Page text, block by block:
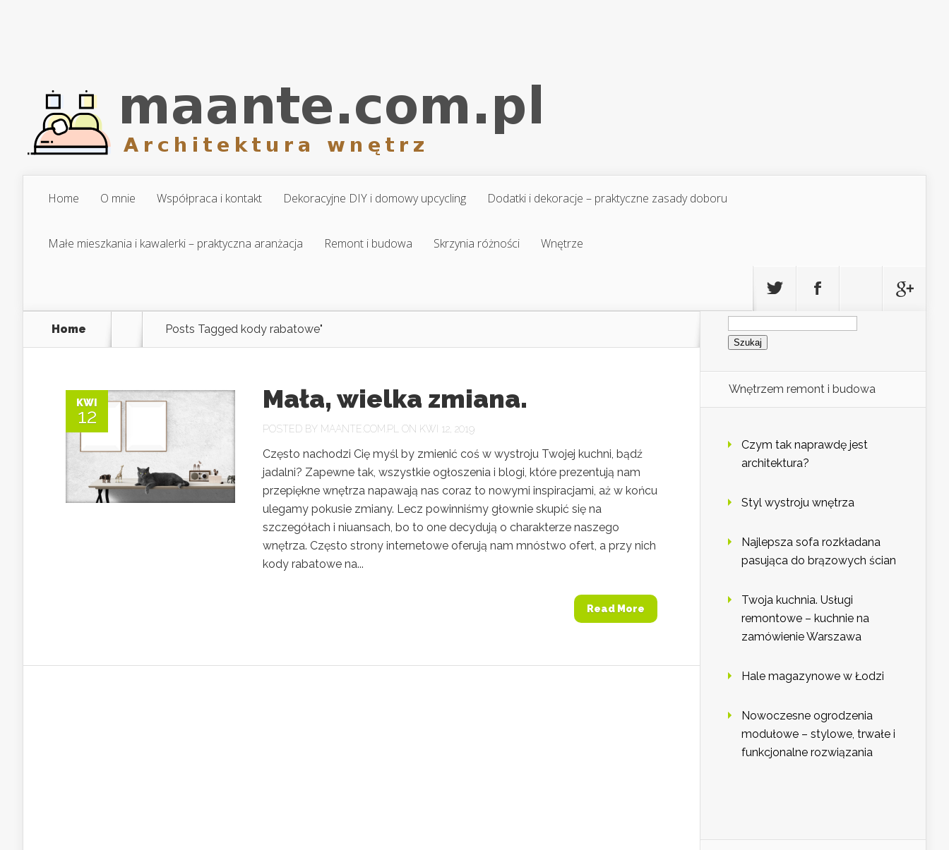
Home O mnie Współpraca i kontakt Dekoracyjne DIY i domowy upcycling Dodatki i dekoracje – praktyczne zasady doboru
Małe mieszkania i kawalerki – praktyczna aranżacja Remont i budowa Skrzynia różności Wnętrze
Home Posts Tagged kody rabatowe"
KWI
12
Mała, wielka zmiana.
POSTED BY MAANTE.COM.PL ON KWI 12, 2019
Często nachodzi Cię myśl by zmienić coś w wystroju Twojej kuchni, bądź
jadalni? Zapewne tak, wszystkie ogłoszenia i blogi, które prezentują nam
przepiękne wnętrza napawają nas coraz to nowymi inspiracjami, aż w końcu
ulegamy pokusie zmiany. Lecz powinniśmy głownie skupić się na
szczegółach i niuansach, bo to one decydują o charakterze naszego
wnętrza. Często strony internetowe oferują nam mnóstwo ofert, a przy nich
kody rabatowe na...
Read More
Szukaj:
Wnętrzem remont i budowa
Czym tak naprawdę jest
architektura?
Styl wystroju wnętrza
Najlepsza sofa rozkładana
pasująca do brązowych ścian
Twoja kuchnia. Usługi
remontowe – kuchnie na
zamówienie Warszawa
Hale magazynowe w Łodzi
Nowoczesne ogrodzenia
modułowe – stylowe, trwałe i
funkcjonalne rozwiązania